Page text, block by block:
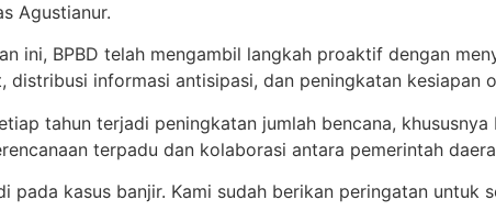
Agustianur.
ini, BPBD telah mengambil langkah proaktif dengan
distribusi informasi antisipasi, dan peningkatan kesiapan
tahun terjadi peningkatan jumlah bencana,
terpadu dan kolaborasi antara pemerintah
pada kasus banjir. Kami sudah berikan peringatan